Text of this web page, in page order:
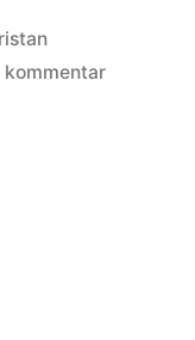
kommentartill